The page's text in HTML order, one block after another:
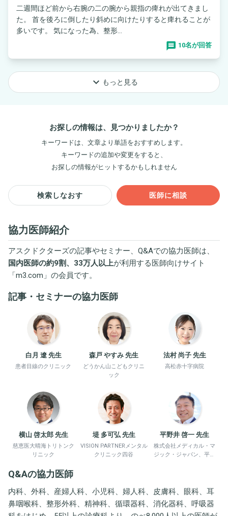
二週間ほど前から右腕の二の腕から親指の痺れが出てきまし
た。 首を後ろに倒したり斜めに向けたりすると痺れることが
多いです。 気になった為、整形...
10名が回答
keyboard_arrow_down もっと見る
お探しの情報は、見つかりましたか？
キーワードは、文章より単語をおすすめします。
キーワードの追加や変更をすると、
お探しの情報がヒットするかもしれません
検索しなおす 医師に相談
協力医師紹介
アスクドクターズの記事やセミナー、Q&Aでの協力医師は、
国内医師の約9割、33万人以上が利用する医師向けサイト
「m3.com 」の会員です。
記事・セミナーの協力医師
白月 遼 先生
患者目線のクリニック
森戸 やすみ 先生
どうかん山こどもクリニ
ック
法村 尚子 先生
高松赤十字病院
横山 啓太郎 先生
慈恵医大晴海トリトンク
リニック
堤 多可弘 先生
VISION PARTNERメンタル
クリニック四谷
平野井 啓一 先生
株式会社メディカル・マ
ジック・ジャパン、平野
Q&Aの協力医師
内科、外科、産婦人科、小児科、婦人科、皮膚科、眼科、耳
鼻咽喉科、整形外科、精神科、循環器科、消化器科、呼吸器